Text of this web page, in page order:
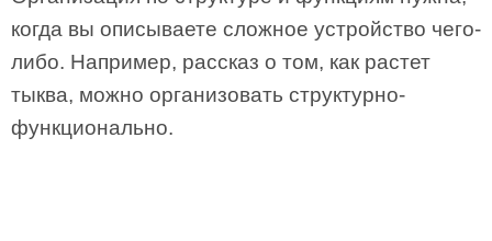
когда вы описываете сложное устройство чего­-
либо. Например, рассказ о том, как растет
тыква, можно организовать структурно-
функционально.